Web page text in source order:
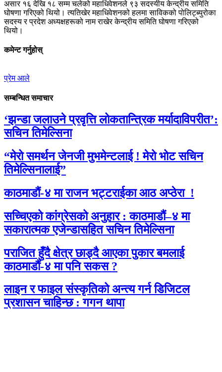
असार १६ देखि १८ सम्म चलेको महाधिवेशनले ९३ सदस्यीय केन्द्रीय समिति
घोषणा गरिएको थियो। त्यतिखेर महाधिवेशनको हलमा साविकको पोलिट्ब्युरोका
सदस्य र प्रदेश अध्यक्षहरूको नाम राखेर केन्द्रीय समिति घोषणा गरिएको
थियो।
कमेन्ट गर्नुहोस्
प्रेम आले
सम्बन्धित समाचार
‘झन्डा जलाउने प्रवृत्ति लोकतान्त्रिक मर्यादाविपरीत’:
सचिन तिमेल्सिना
“मेरो समर्थन जेनजी मुभमेन्टलाई ! मेरो भोट सचिन
तिमेल्सिनालाई”
काठमाडौं-४ मा राजन भट्टराईका आठ अप्ठेरा !
सच्चिएको कांग्रेसको अनुहार : काठमाडौं–४ मा
सकारात्मक एजेन्डासहित सचिन तिमेल्सिना
पराजित हुँदै क्षेत्र छाड्दै आएका पुकार बमलाई
काठमाडौं-४ मा पनि सकस ?
लाइन र फाइल संस्कृतिको अन्त्य गर्न डिजिटल
प्रशासन चाहिन्छ : गगन थापा